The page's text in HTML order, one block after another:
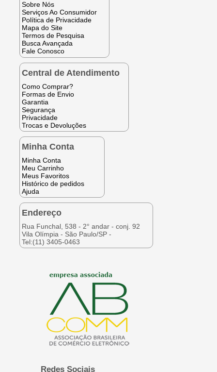
Sobre Nós
Serviços Ao Consumidor
Política de Privacidade
Mapa do Site
Termos de Pesquisa
Busca Avançada
Fale Conosco
Central de Atendimento
Como Comprar?
Formas de Envio
Garantia
Segurança
Privacidade
Trocas e Devoluções
Minha Conta
Minha Conta
Meu Carrinho
Meus Favoritos
Histórico de pedidos
Ajuda
Endereço
Rua Funchal, 538 - 2° andar - conj. 92
Vila Olímpia - São Paulo/SP -
Tel:(11) 3405-0463
Redes Sociais